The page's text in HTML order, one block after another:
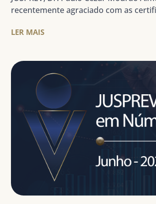
recentemente agraciado com as
LER MAIS